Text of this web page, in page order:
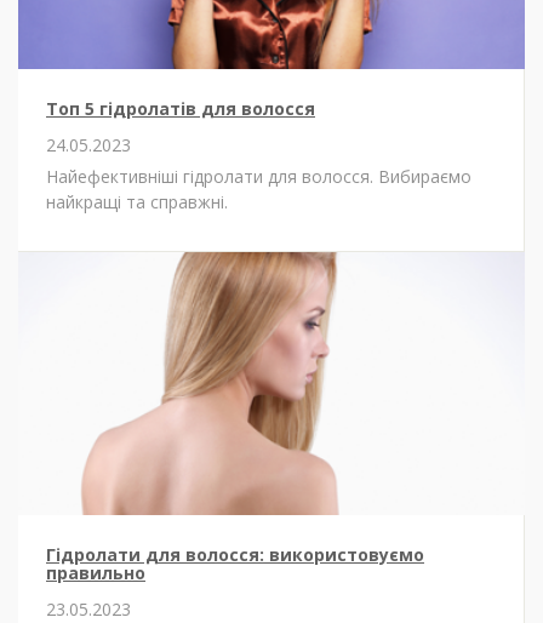
Топ 5 гідролатів для волосся
24.05.2023
Найефективніші гідролати для волосся. Вибираємо
найкращі та справжні.
Гідролати для волосся: використовуємо
правильно
23.05.2023